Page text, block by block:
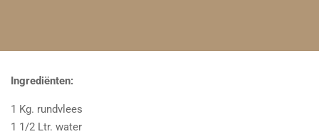
Ingrediënten:
1 Kg. rundvlees
1 1/2 Ltr. water